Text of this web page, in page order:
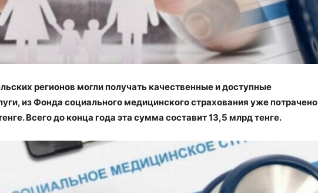
регионов могли получать качественные и доступные
из Фонда социального медицинского страхования уже потрачено
Всего до конца года эта сумма составит 13,5 млрд тенге.